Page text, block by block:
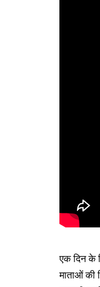
एक दिन के
माताओं